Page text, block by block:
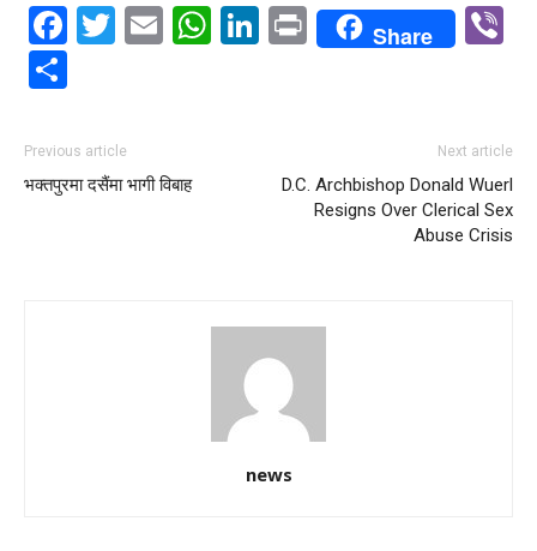
Facebook
Twitter
EmailWhatsApp
LinkedIn
PrintShare
Previous article
भक्तपुरमा दसैंमा भागी विबाह
Next article
D.C. Archbishop Donald Wuerl
Resigns Over Clerical Sex
Abuse Crisis
news